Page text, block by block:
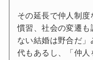
その延長で仲人制
慣習、社会の変遷
ない結婚は野合だ
代もあるし、「仲